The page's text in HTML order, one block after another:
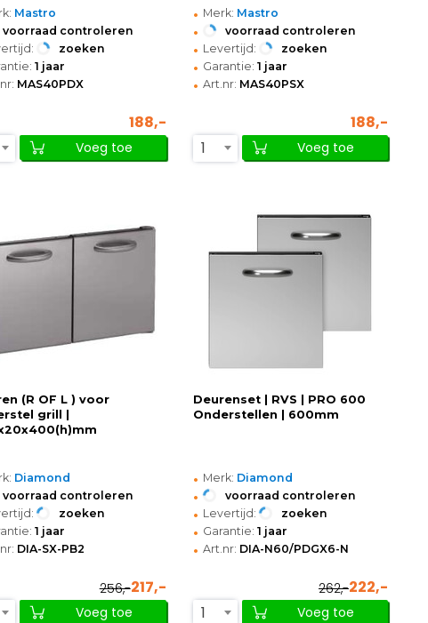
Mastro
voorraad controleren
zoeken
1 jaar
MAS40PDX
188,-
Voeg toe
• Merk: Mastro
• voorraad controleren
• Levertijd: zoeken
• Garantie: 1 jaar
• Art.nr: MAS40PSX
188,-
1
Voeg toe
(R OF L ) voor
grill |
Diamond
voorraad controleren
zoeken
1 jaar
DIA-SX-PB2
256,-217,-
Voeg toe
Deurenset | RVS | PRO 600
Onderstellen | 600mm
• Merk: Diamond
• voorraad controleren
• Levertijd: zoeken
• Garantie: 1 jaar
• Art.nr: DIA-N60/PDGX6-N
262,-222,-
1
Voeg toe